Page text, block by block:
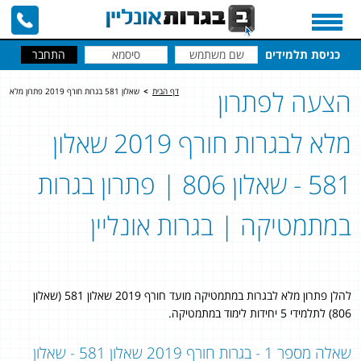
כניסת תלמידים
דף הבית > שאלון 581 בגרות חורף 2019 פתרון מלא
הצעה לפתרון
מלא לבגרות חורף 2019 שאלון
581 - שאלון 806 | פתרון בגרות
במתמטיקה | בגרות אונליין
להלן פתרון מלא לבגרות במתמטיקה מועד חורף 2019 שאלון 581 (שאלון
806) לתלמידי 5 יחידות לימוד במתמטיקה.
שאלה מספר 1 - בגרות חורף 2019 שאלון 581 - שאלון